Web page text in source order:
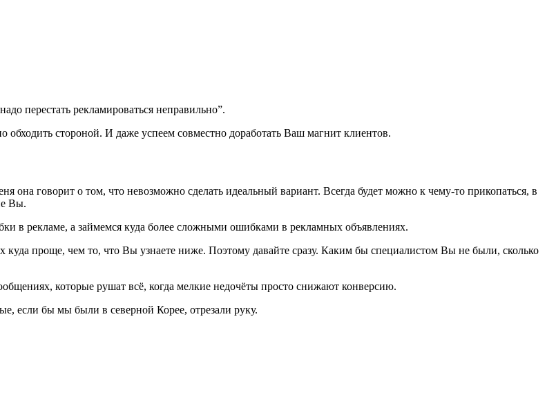
перестать рекламироваться неправильно”.
стороной. И даже успеем совместно доработать Ваш магнит клиентов.
она говорит о том, что невозможно сделать идеальный вариант. Всегда будет можно к чему-то прикопаться, в
Вы.
в рекламе, а займемся куда более сложными ошибками в рекламных объявлениях.
проще, чем то, что Вы узнаете ниже. Поэтому давайте сразу. Каким бы специалистом Вы не были, сколько
которые рушат всё, когда мелкие недочёты просто снижают конверсию.
если бы мы были в северной Корее, отрезали руку.